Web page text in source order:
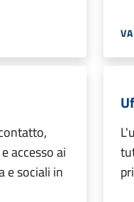
accesso ai
e sociali in